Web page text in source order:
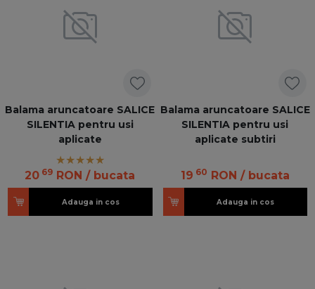
Balama aruncatoare SALICE
SILENTIA pentru usi
aplicate
20 69 RON / bucata
Adauga in cos
Balama aruncatoare SALICE
SILENTIA pentru usi
aplicate subtiri
19 60 RON / bucata
Adauga in cos